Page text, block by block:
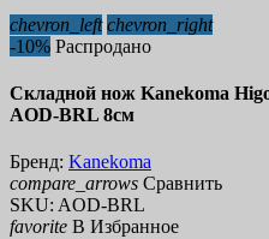
chevron_left chevron_right
-10% Распродано
Складной нож Kanekoma
AOD-BRL 8см
Бренд: Kanekoma
compare_arrows Сравнить
SKU: AOD-BRL
favorite В Избранное